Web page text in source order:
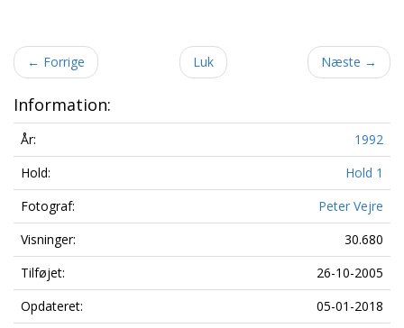
← Forrige Luk Næste →
Information:
År:
1992
Hold:
Hold 1
Fotograf:
Peter Vejre
Visninger:
30.680
Tilføjet:
26-10-2005
Opdateret:
05-01-2018